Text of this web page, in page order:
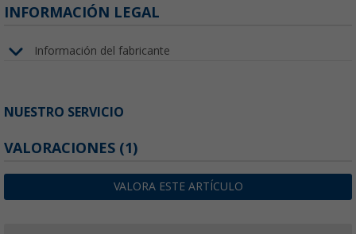
INFORMACIÓN LEGAL
Información del fabricante
NUESTRO SERVICIO
VALORACIONES (1)
VALORA ESTE ARTÍCULO